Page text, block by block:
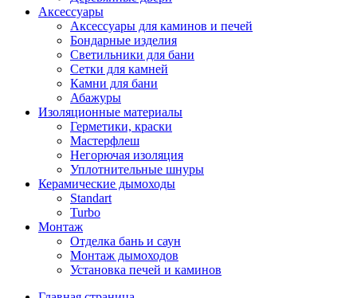
Аксессуары
Аксессуары для каминов и печей
Бондарные изделия
Светильники для бани
Сетки для камней
Камни для бани
Абажуры
Изоляционные материалы
Герметики, краски
Мастерфлеш
Негорючая изоляция
Уплотнительные шнуры
Керамические дымоходы
Standart
Turbo
Монтаж
Отделка бань и саун
Монтаж дымоходов
Установка печей и каминов